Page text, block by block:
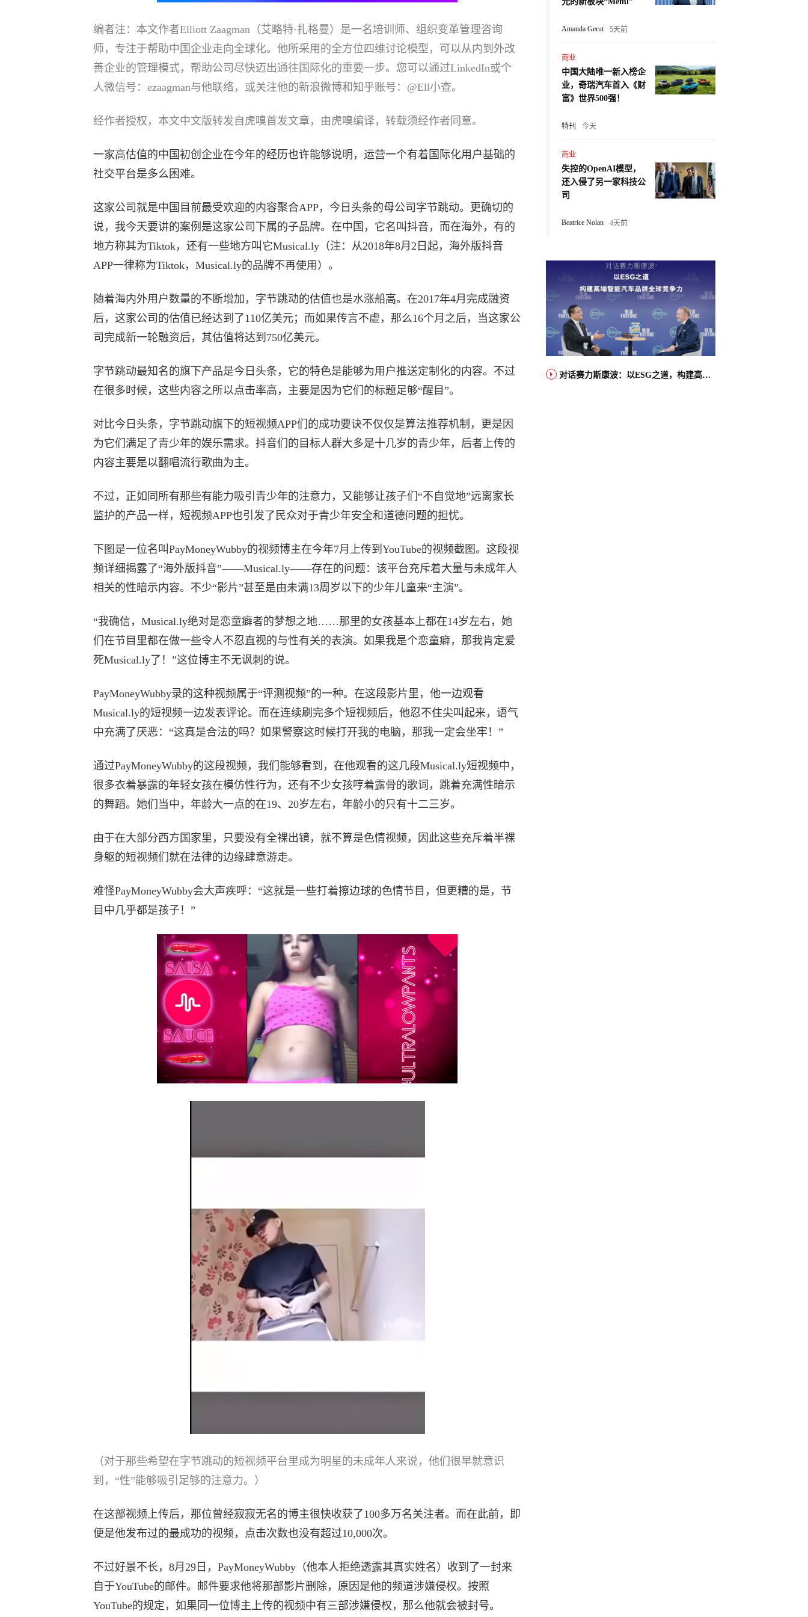
编者注：本文作者Elliott Zaagman（艾略特·扎格曼）是一名培训师、组织变革管理咨询
师，专注于帮助中国企业走向全球化。他所采用的全方位四维讨论模型，可以从内到外改
善企业的管理模式，帮助公司尽快迈出通往国际化的重要一步。 您可以通过LinkedIn或个
人微信号：ezaagman与他联络，或关注他的新浪微博和知乎账号：@Ell小查。
经作者授权，本文中文版转发自虎嗅首发文章，由虎嗅编译，转载须经作者同意。
一家高估值的中国初创企业在今年的经历也许能够说明，运营一个有着国际化用户基础的
社交平台是多么困难。
这家公司就是中国目前最受欢迎的内容聚合APP，今日头条的母公司字节跳动。更确切的
说，我今天要讲的案例是这家公司下属的子品牌。在中国，它名叫抖音，而在海外，有的
地方称其为Tiktok，还有一些地方叫它Musical.ly（注：从2018年8月2日起，海外版抖音
APP一律称为Tiktok，Musical.ly的品牌不再使用）。
随着海内外用户数量的不断增加，字节跳动的估值也是水涨船高。在2017年4月完成融资
后，这家公司的估值已经达到了110亿美元；而如果传言不虚，那么16个月之后，当这家公
司完成新一轮融资后，其估值将达到750亿美元。
字节跳动最知名的旗下产品是今日头条，它的特色是能够为用户推送定制化的内容。不过
在很多时候，这些内容之所以点击率高，主要是因为它们的标题足够“醒目”。
对比今日头条，字节跳动旗下的短视频APP们的成功要诀不仅仅是算法推荐机制，更是因
为它们满足了青少年的娱乐需求。抖音们的目标人群大多是十几岁的青少年，后者上传的
内容主要是以翻唱流行歌曲为主。
不过，正如同所有那些有能力吸引青少年的注意力，又能够让孩子们“不自觉地”远离家长
监护的产品一样，短视频APP也引发了民众对于青少年安全和道德问题的担忧。
下图是一位名叫PayMoneyWubby的视频博主在今年7月上传到YouTube的视频截图。这段视
频详细揭露了“海外版抖音”——Musical.ly——存在的问题：该平台充斥着大量与未成年人
相关的性暗示内容。不少“影片”甚至是由未满13周岁以下的少年儿童来“主演”。
“我确信，Musical.ly绝对是恋童癖者的梦想之地……那里的女孩基本上都在14岁左右，她
们在节目里都在做一些令人不忍直视的与性有关的表演。如果我是个恋童癖，那我肯定爱
死Musical.ly了！”这位博主不无讽刺的说。
PayMoneyWubby录的这种视频属于“评测视频”的一种。在这段影片里，他一边观看
Musical.ly的短视频一边发表评论。而在连续刷完多个短视频后，他忍不住尖叫起来，语气
中充满了厌恶：“这真是合法的吗？如果警察这时候打开我的电脑，那我一定会坐牢！”
通过PayMoneyWubby的这段视频，我们能够看到，在他观看的这几段Musical.ly短视频中，
很多衣着暴露的年轻女孩在模仿性行为，还有不少女孩哼着露骨的歌词，跳着充满性暗示
的舞蹈。她们当中，年龄大一点的在19、20岁左右，年龄小的只有十二三岁。
由于在大部分西方国家里，只要没有全裸出镜，就不算是色情视频，因此这些充斥着半裸
身躯的短视频们就在法律的边缘肆意游走。
难怪PayMoneyWubby会大声疾呼：“这就是一些打着擦边球的色情节目，但更糟的是，节
目中几乎都是孩子！”
（对于那些希望在字节跳动的短视频平台里成为明星的未成年人来说，他们很早就意识
到，“性”能够吸引足够的注意力。）
在这部视频上传后，那位曾经寂寂无名的博主很快收获了100多万名关注者。而在此前，即
便是他发布过的最成功的视频，点击次数也没有超过10,000次。
不过好景不长，8月29日，PayMoneyWubby（他本人拒绝透露其真实姓名）收到了一封来
自于YouTube的邮件。邮件要求他将那部影片删除，原因是他的频道涉嫌侵权。按照
YouTube的规定，如果同一位博主上传的视频中有三部涉嫌侵权，那么他就会被封号。
Amanda Gerut 5天前
商业
中国大陆唯一新入榜企
业，奇瑞汽车首入《财
富》世界500强！
特刊 今天
商业
失控的OpenAI模型，
还入侵了另一家科技公
司
Beatrice Nolan 4天前
对话赛力斯康波：以ESG之道，构建高端智能汽车品牌全球竞争力